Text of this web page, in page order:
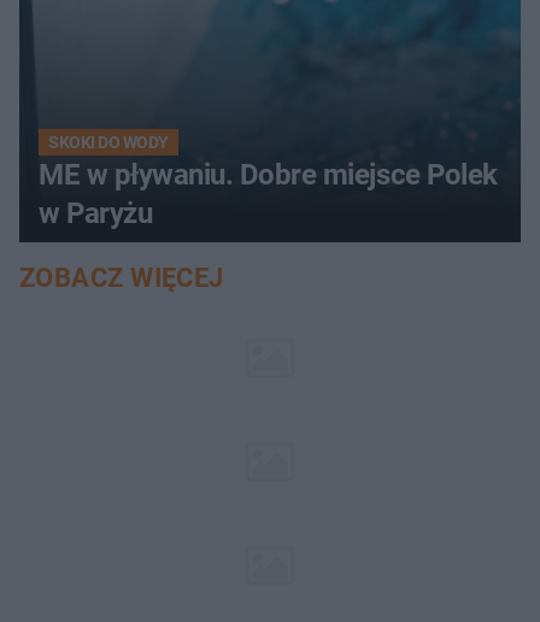
SKOKI DO WODY
ME w pływaniu. Dobre miejsce Polek
w Paryżu
ZOBACZ WIĘCEJ